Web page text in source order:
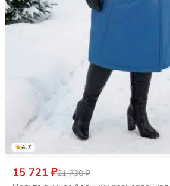
4.7
15 721 ₽21 730 ₽